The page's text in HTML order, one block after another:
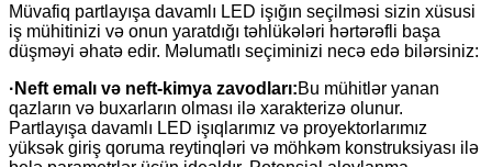
Müvafiq partlayışa davamlı LED işığın seçilməsi sizin xüsusi
iş mühitinizi və onun yaratdığı təhlükələri hərtərəfli başa
düşməyi əhatə edir. Məlumatlı seçiminizi necə edə bilərsiniz:
· Neft emalı və neft-kimya zavodları:Bu mühitlər yanan
qazların və buxarların olması ilə xarakterizə olunur.
Partlayışa davamlı LED işıqlarımız və proyektorlarımız
yüksək giriş qoruma reytinqləri və möhkəm konstruksiyası ilə